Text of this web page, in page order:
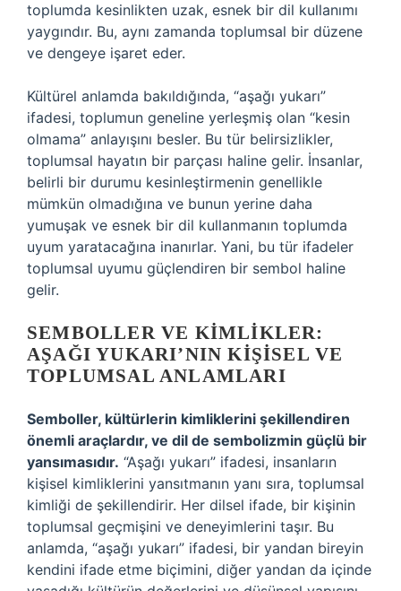
toplumda kesinlikten uzak, esnek bir dil kullanımı
yaygındır. Bu, aynı zamanda toplumsal bir düzene
ve dengeye işaret eder.
Kültürel anlamda bakıldığında, “aşağı yukarı”
ifadesi, toplumun geneline yerleşmiş olan “kesin
olmama” anlayışını besler. Bu tür belirsizlikler,
toplumsal hayatın bir parçası haline gelir. İnsanlar,
belirli bir durumu kesinleştirmenin genellikle
mümkün olmadığına ve bunun yerine daha
yumuşak ve esnek bir dil kullanmanın toplumda
uyum yaratacağına inanırlar. Yani, bu tür ifadeler
toplumsal uyumu güçlendiren bir sembol haline
gelir.
SEMBOLLER VE KIMLIKLER:
AŞAĞI YUKARI’NIN KIŞISEL VE
TOPLUMSAL ANLAMLARI
Semboller, kültürlerin kimliklerini şekillendiren
önemli araçlardır, ve dil de sembolizmin güçlü bir
yansımasıdır. “Aşağı yukarı” ifadesi, insanların
kişisel kimliklerini yansıtmanın yanı sıra, toplumsal
kimliği de şekillendirir. Her dilsel ifade, bir kişinin
toplumsal geçmişini ve deneyimlerini taşır. Bu
anlamda, “aşağı yukarı” ifadesi, bir yandan bireyin
kendini ifade etme biçimini, diğer yandan da içinde